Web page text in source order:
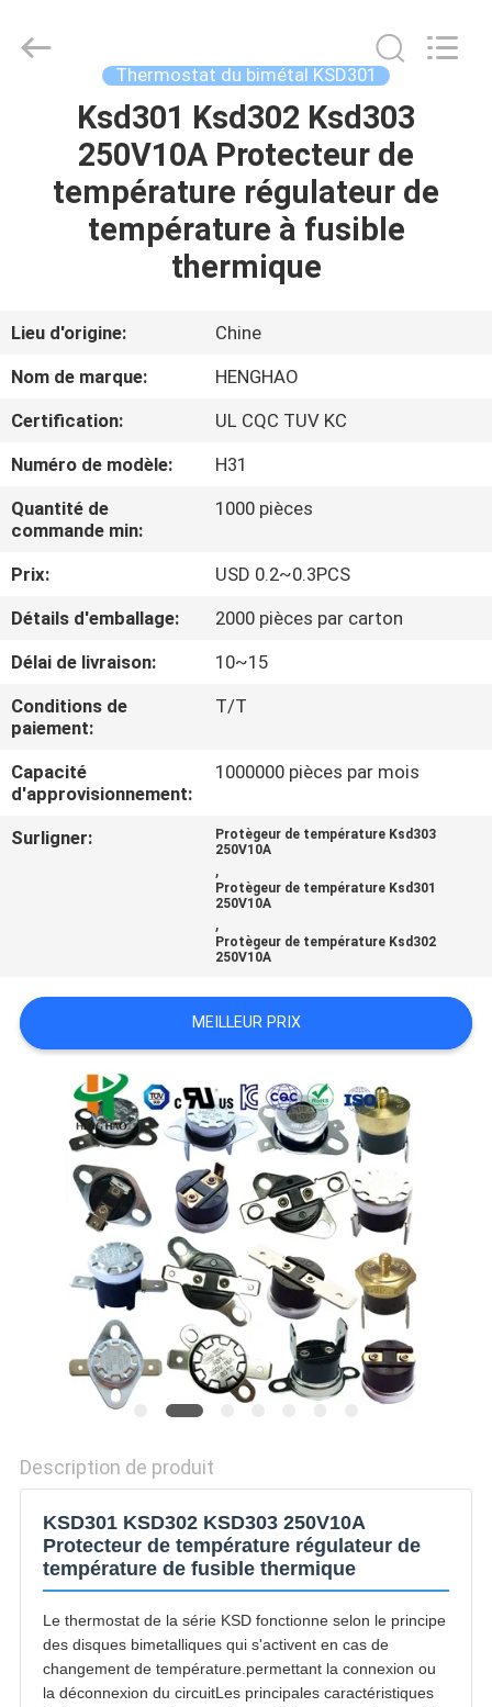
APERÇU
PRODUITS
A
DE
NOUS
VISITE
D'USINE
CONTRÔLE
DE
LA
QUALITÉ
CONTACT
LES
CAS
SITEMAP
PRIVACY
POLICY
Hao
Electric
Thermostat du bimétal KSD301
Ksd301 Ksd302 Ksd303
250V10A Protecteur de
température régulateur de
température à fusible
thermique
Lieu d'origine:
Chine
Nom de marque:
HENGHAO
Certification:
UL CQC TUV KC
Numéro de modèle:
H31
Quantité de
commande min:
1000 pièces
Prix:
USD 0.2~0.3PCS
Détails d'emballage:
2000 pièces par carton
Délai de livraison:
10~15
Conditions de
paiement:
T/T
Capacité
d'approvisionnement:
1000000 pièces par mois
Surligner:
Protègeur de température Ksd303
250V10A
,
Protègeur de température Ksd301
250V10A
,
Protègeur de température Ksd302
250V10A
MEILLEUR PRIX
Description de produit
KSD301 KSD302 KSD303 250V10A
Protecteur de température régulateur de
température de fusible thermique
Le thermostat de la série KSD fonctionne selon le principe
des disques bimetalliques qui s'activent en cas de
changement de température.permettant la connexion ou
la déconnexion du circuitLes principales caractéristiques